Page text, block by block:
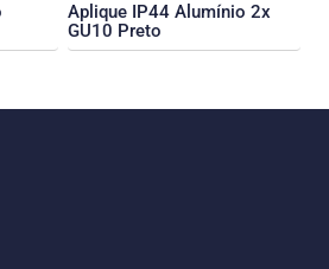
Aplique IP44 Alumínio 2x
GU10 Preto